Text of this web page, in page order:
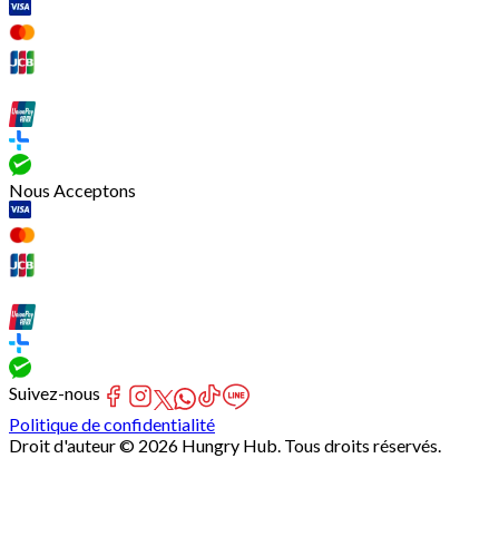
Nous Acceptons
Suivez-nous
Politique de confidentialité
Droit d'auteur © 2026 Hungry Hub. Tous droits réservés.